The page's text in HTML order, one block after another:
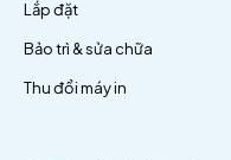
Lắp đặt
Bảo trì & sửa chữa
Thu đổi máy in